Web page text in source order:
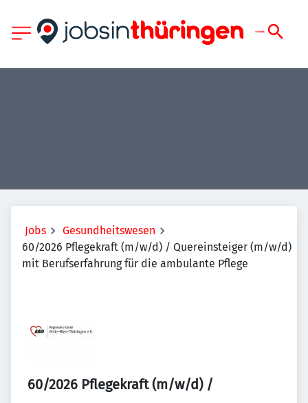
Jobs
Gesundheitswesen
60/2026 Pflegekraft (m/w/d) / Quereinsteiger (m/w/d)
mit Berufserfahrung für die ambulante Pflege
60/2026 Pflegekraft (m/w/d) /